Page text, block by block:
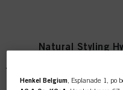
Natural Styling
Henkel Belgium , Esplanade 1,